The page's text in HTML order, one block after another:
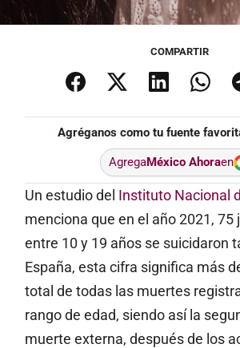
COMPARTIR
Agréganos como tu fuente
AgregaMéxico Ahoraen
Un estudio del Instituto Nacional
menciona que en el año 2021, 75
entre 10 y 19 años se suicidaron
España, esta cifra significa más
total de todas las muertes
rango de edad, siendo así la
muerte externa, después de los